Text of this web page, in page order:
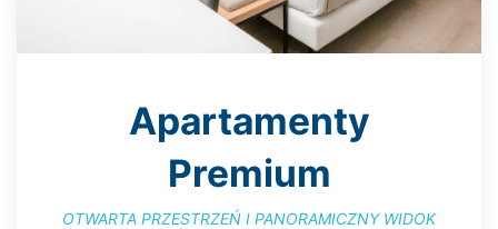
Apartamenty
Premium
OTWARTA PRZESTRZEŃ I PANORAMICZNY WIDOK